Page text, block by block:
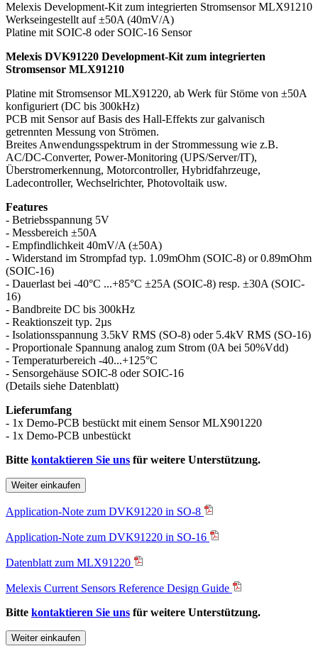
Melexis Development-Kit zum integrierten Stromsensor MLX91210
Werkseingestellt auf ±50A (40mV/A)
Platine mit SOIC-8 oder SOIC-16 Sensor
Melexis DVK91220 Development-Kit zum integrierten
Stromsensor MLX91210
Platine mit Stromsensor MLX91220, ab Werk für Stöme von ±50A
konfiguriert (DC bis 300kHz)
PCB mit Sensor auf Basis des Hall-Effekts zur galvanisch
getrennten Messung von Strömen.
Breites Anwendungsspektrum in der Strommessung wie z.B.
AC/DC-Converter, Power-Monitoring (UPS/Server/IT),
Überstromerkennung, Motorcontroller, Hybridfahrzeuge,
Ladecontroller, Wechselrichter, Photovoltaik usw.
Features
- Betriebsspannung 5V
- Messbereich ±50A
- Empfindlichkeit 40mV/A (±50A)
- Widerstand im Strompfad typ. 1.09mOhm (SOIC-8) or 0.89mOhm
(SOIC-16)
- Dauerlast bei -40°C ...+85°C ±25A (SOIC-8) resp. ±30A (SOIC-
16)
- Bandbreite DC bis 300kHz
- Reaktionszeit typ. 2µs
- Isolationsspannung 3.5kV RMS (SO-8) oder 5.4kV RMS (SO-16)
- Proportionale Spannung analog zum Strom (0A bei 50%Vdd)
- Temperaturbereich -40...+125°C
- Sensorgehäuse SOIC-8 oder SOIC-16
(Details siehe Datenblatt)
Lieferumfang
- 1x Demo-PCB bestückt mit einem Sensor MLX901220
- 1x Demo-PCB unbestückt
Bitte kontaktieren Sie uns für weitere Unterstützung.
Weiter einkaufen
Application-Note zum DVK91220 in SO-8
Application-Note zum DVK91220 in SO-16
Datenblatt zum MLX91220
Melexis Current Sensors Reference Design Guide
Bitte kontaktieren Sie uns für weitere Unterstützung.
Weiter einkaufen